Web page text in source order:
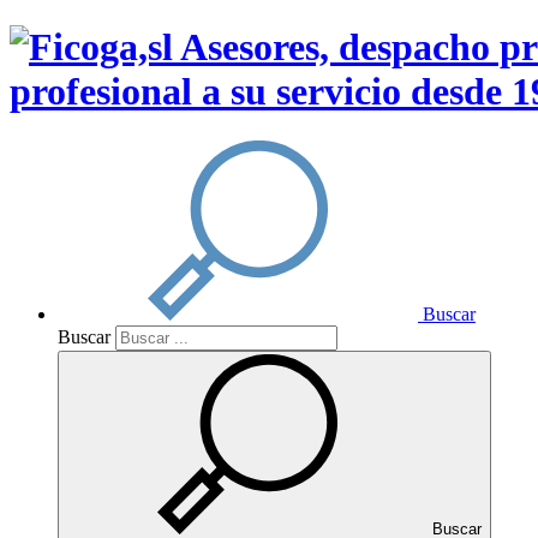
profesional a su servicio desde
Buscar
Buscar
Buscar